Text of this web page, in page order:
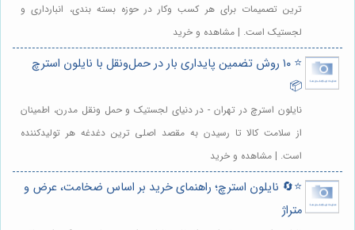
ترین تصمیمات برای هر کسب وکار در حوزه بسته بندی، انبارداری و
لجستیک است. | مشاهده و خرید
⭐️ ۱۰ روش تضمین پایداری بار در حمل‌ونقل با نایلون استرچ
📦
نایلون استرچ در تهران - در دنیای لجستیک و حمل ونقل مدرن، اطمینان
از سلامت کالا تا رسیدن به مقصد اصلی ترین دغدغه هر تولیدکننده
است. | مشاهده و خرید
⭐️🔄 نایلون استرچ؛ راهنمای خرید بر اساس ضخامت، عرض و
متراژ